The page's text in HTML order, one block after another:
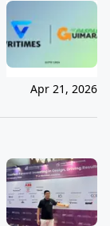
Apr 21, 2026